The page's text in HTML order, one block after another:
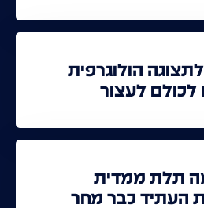
הולוגרפית
לכולם לעצור
תלת ממדית
העתיד כבר מחר